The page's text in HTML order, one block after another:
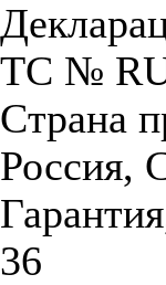
ТС №
Страна
Россия,
36